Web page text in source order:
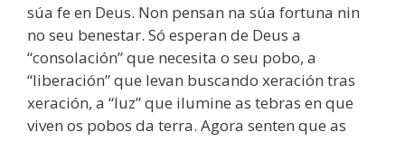
súa fe en Deus. Non pensan na súa fortuna nin
no seu benestar. Só esperan de Deus a
“consolación” que necesita o seu pobo, a
“liberación” que levan buscando xeración tras
xeración, a “luz” que ilumine as tebras en que
viven os pobos da terra. Agora senten que as